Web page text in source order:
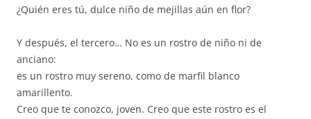
¿Quién eres tú, dulce niño de mejillas aún en flor?
Y después, el tercero… No es un rostro de niño ni de
anciano:
es un rostro muy sereno, como de marfil blanco
amarillento.
Creo que te conozco, joven. Creo que este rostro es el